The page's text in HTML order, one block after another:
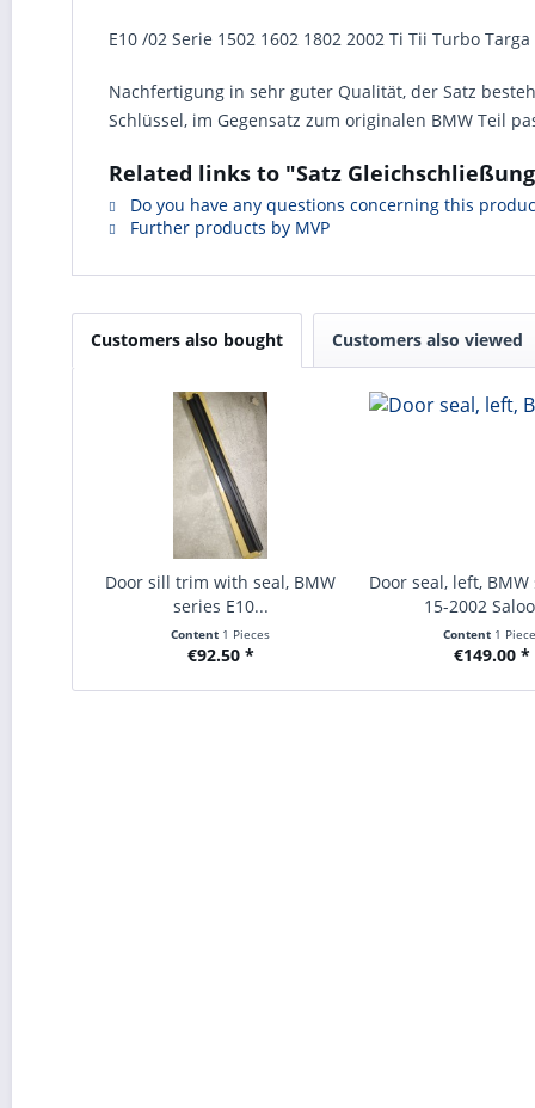
E10 /02 Serie 1502 1602 1802 2002 Ti Tii Turbo
Nachfertigung in sehr guter Qualität, der Satz
Schlüssel, im Gegensatz zum originalen BMW Teil
Related links to "Satz Gleichschließung
Do you have any questions concerning this
Further products by MVP
Customers also bought Customers also viewed
Door sill trim with seal, BMW
series E10...
Content 1 Pieces
€92.50 *
Door seal, left, BMW
15-2002
Content 1
€149.00 *